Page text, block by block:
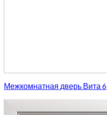
Межкомнатная дверь Вита 6